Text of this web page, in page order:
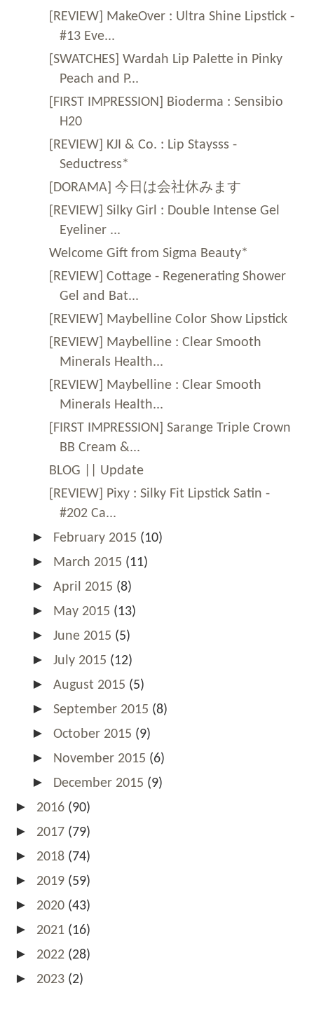
[REVIEW] MakeOver : Ultra Shine Lipstick -
#13 Eve...
[SWATCHES] Wardah Lip Palette in Pinky
Peach and P...
[FIRST IMPRESSION] Bioderma : Sensibio
H20
[REVIEW] KJI & Co. : Lip Staysss -
Seductress*
[DORAMA] 今日は会社休みます
[REVIEW] Silky Girl : Double Intense Gel
Eyeliner ...
Welcome Gift from Sigma Beauty*
[REVIEW] Cottage - Regenerating Shower
Gel and Bat...
[REVIEW] Maybelline Color Show Lipstick
[REVIEW] Maybelline : Clear Smooth
Minerals Health...
[REVIEW] Maybelline : Clear Smooth
Minerals Health...
[FIRST IMPRESSION] Sarange Triple Crown
BB Cream &...
BLOG || Update
[REVIEW] Pixy : Silky Fit Lipstick Satin -
#202 Ca...
► February 2015 (10)
► March 2015 (11)
► April 2015 (8)
► May 2015 (13)
► June 2015 (5)
► July 2015 (12)
► August 2015 (5)
► September 2015 (8)
► October 2015 (9)
► November 2015 (6)
► December 2015 (9)
► 2016 (90)
► 2017 (79)
► 2018 (74)
► 2019 (59)
► 2020 (43)
► 2021 (16)
► 2022 (28)
► 2023 (2)